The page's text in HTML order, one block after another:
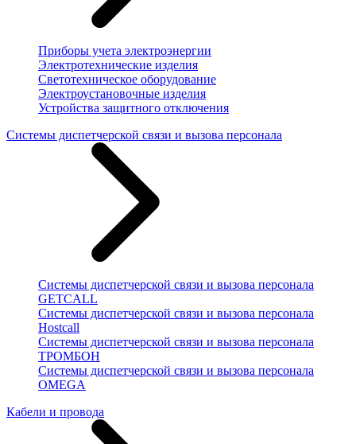
Приборы учета электроэнергии
Электротехнические изделия
Светотехническое оборудование
Электроустановочные изделия
Устройства защитного отключения
Системы диспетчерской связи и вызова персонала
Системы диспетчерской связи и вызова персонала
GETCALL
Системы диспетчерской связи и вызова персонала
Hostcall
Системы диспетчерской связи и вызова персонала
ТРОМБОН
Системы диспетчерской связи и вызова персонала
OMEGA
Кабели и провода